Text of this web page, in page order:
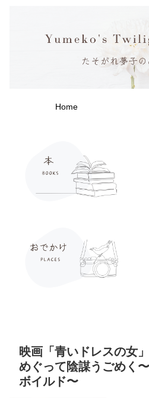
Home
映画「青いドレスの女
めぐって陰謀うごめく
ボイルド〜